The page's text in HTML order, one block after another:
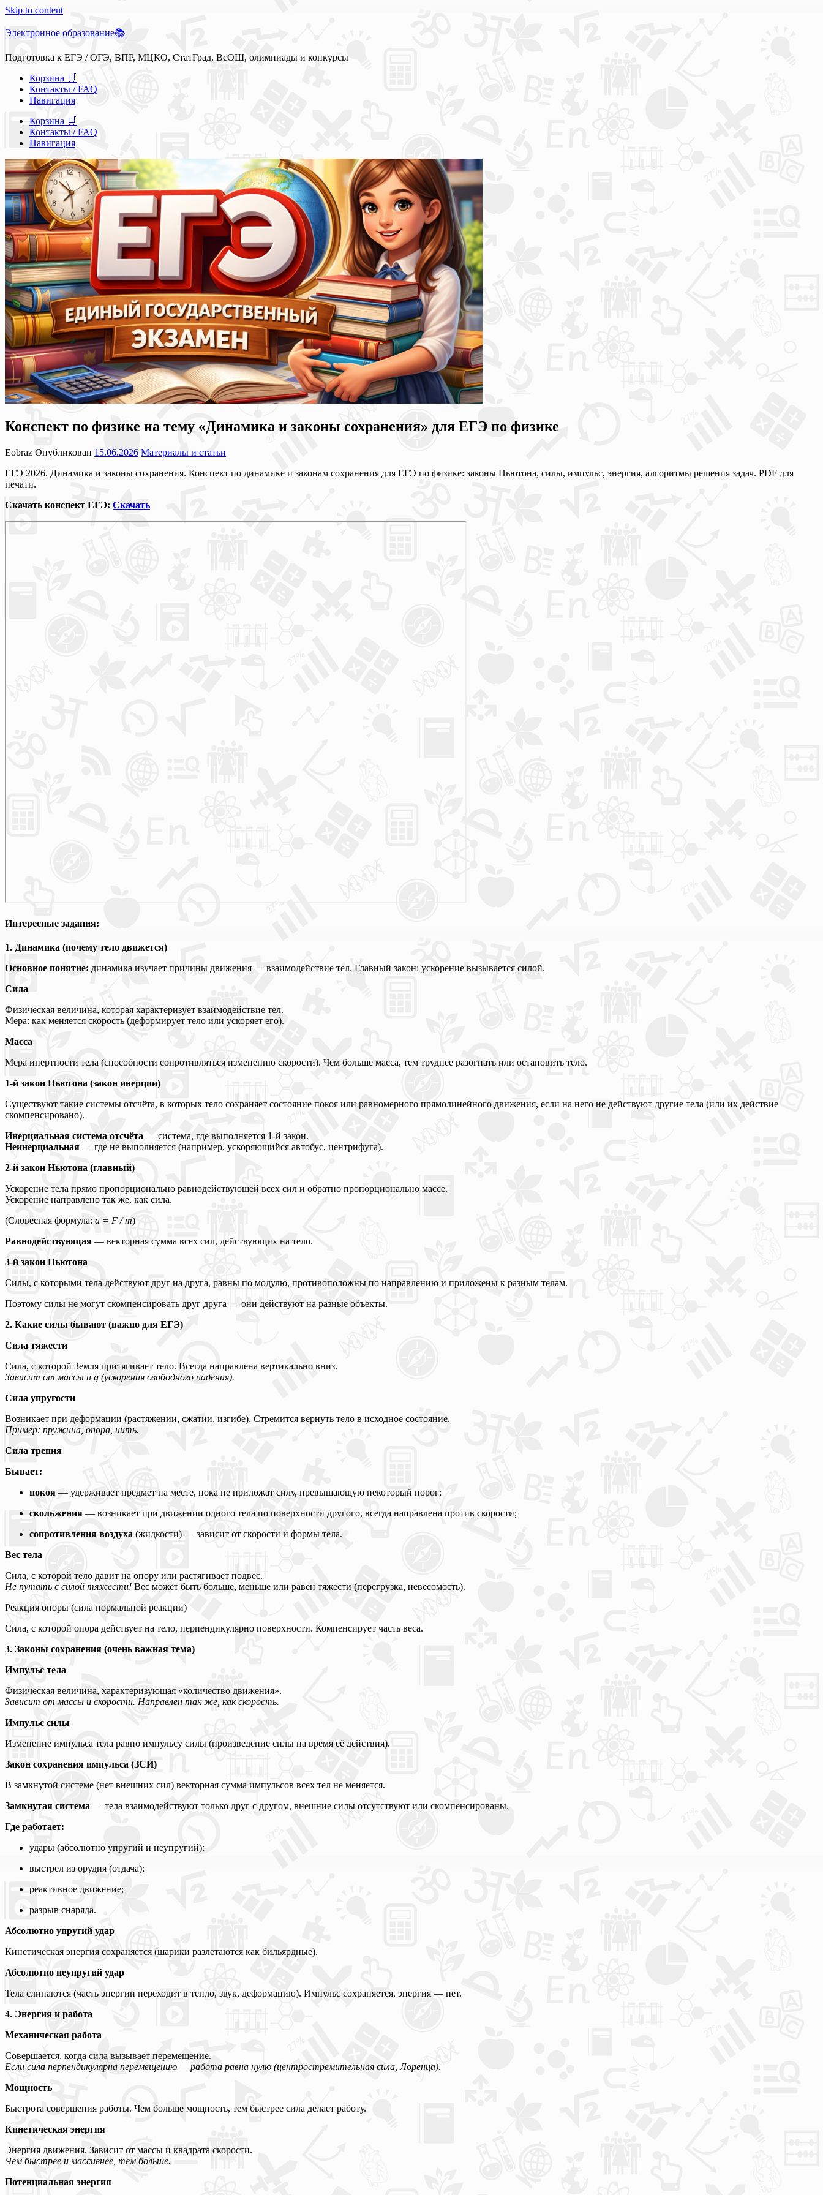
Skip to content
Электронное образование📚
Подготовка к ЕГЭ / ОГЭ, ВПР, МЦКО, СтатГрад, ВсОШ, олимпиады и конкурсы
Корзина 🛒
Контакты / FAQ
Навигация
Корзина 🛒
Контакты / FAQ
Навигация
Конспект по физике на тему «Динамика и законы сохранения» для ЕГЭ по физике
Eobraz Опубликован 15.06.2026 Материалы и статьи
ЕГЭ 2026. Динамика и законы сохранения. Конспект по динамике и законам сохранения для ЕГЭ по физике: законы Ньютона, силы, импульс, энергия, алгоритмы решения задач. PDF для
печати.
Скачать конспект ЕГЭ: Скачать
Интересные задания:
1. Динамика (почему тело движется)
Основное понятие: динамика изучает причины движения — взаимодействие тел. Главный закон: ускорение вызывается силой.
Сила
Физическая величина, которая характеризует взаимодействие тел.
Мера: как меняется скорость (деформирует тело или ускоряет его).
Масса
Мера инертности тела (способности сопротивляться изменению скорости). Чем больше масса, тем труднее разогнать или остановить тело.
1-й закон Ньютона (закон инерции)
Существуют такие системы отсчёта, в которых тело сохраняет состояние покоя или равномерного прямолинейного движения, если на него не действуют другие тела (или их действие
скомпенсировано).
Инерциальная система отсчёта — система, где выполняется 1-й закон.
Неинерциальная — где не выполняется (например, ускоряющийся автобус, центрифуга).
2-й закон Ньютона (главный)
Ускорение тела прямо пропорционально равнодействующей всех сил и обратно пропорционально массе.
Ускорение направлено так же, как сила.
(Словесная формула: a = F / m)
Равнодействующая — векторная сумма всех сил, действующих на тело.
3-й закон Ньютона
Силы, с которыми тела действуют друг на друга, равны по модулю, противоположны по направлению и приложены к разным телам.
Поэтому силы не могут скомпенсировать друг друга — они действуют на разные объекты.
2. Какие силы бывают (важно для ЕГЭ)
Сила тяжести
Сила, с которой Земля притягивает тело. Всегда направлена вертикально вниз.
Зависит от массы и g (ускорения свободного падения).
Сила упругости
Возникает при деформации (растяжении, сжатии, изгибе). Стремится вернуть тело в исходное состояние.
Пример: пружина, опора, нить.
Сила трения
Бывает:
покоя— удерживает предмет на месте, пока не приложат силу, превышающую некоторый порог;
скольжения — возникает при движении одного тела по поверхности другого, всегда направлена против скорости;
сопротивления воздуха (жидкости) — зависит от скорости и формы тела.
Вес тела
Сила, с которой тело давит на опору или растягивает подвес.
Не путать с силой тяжести! Вес может быть больше, меньше или равен тяжести (перегрузка, невесомость).
Реакция опоры (сила нормальной реакции)
Сила, с которой опора действует на тело, перпендикулярно поверхности. Компенсирует часть веса.
3. Законы сохранения (очень важная тема)
Импульс тела
Физическая величина, характеризующая «количество движения».
Зависит от массы и скорости. Направлен так же, как скорость.
Импульс силы
Изменение импульса тела равно импульсу силы (произведение силы на время её действия).
Закон сохранения импульса (ЗСИ)
В замкнутой системе (нет внешних сил) векторная сумма импульсов всех тел не меняется.
Замкнутая система — тела взаимодействуют только друг с другом, внешние силы отсутствуют или скомпенсированы.
Где работает:
удары (абсолютно упругий и неупругий);
выстрел из орудия (отдача);
реактивное движение;
разрыв снаряда.
Абсолютно упругий удар
Кинетическая энергия сохраняется (шарики разлетаются как бильярдные).
Абсолютно неупругий удар
Тела слипаются (часть энергии переходит в тепло, звук, деформацию). Импульс сохраняется, энергия — нет.
4. Энергия и работа
Механическая работа
Совершается, когда сила вызывает перемещение.
Если сила перпендикулярна перемещению — работа равна нулю (центростремительная сила, Лоренца).
Мощность
Быстрота совершения работы. Чем больше мощность, тем быстрее сила делает работу.
Кинетическая энергия
Энергия движения. Зависит от массы и квадрата скорости.
Чем быстрее и массивнее, тем больше.
Потенциальная энергия